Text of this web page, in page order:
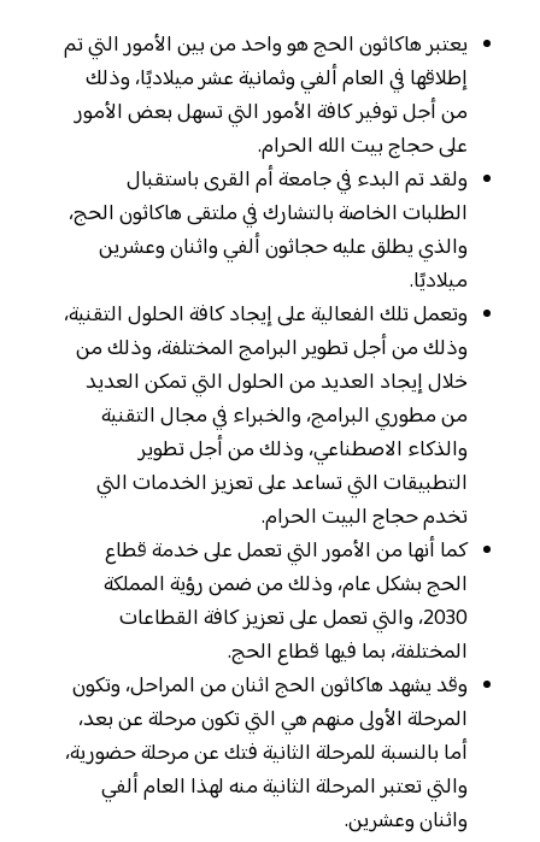
يعتبر هاكاثون الحج هو واحد من بين الأمور التي تم
إطلاقها في العام ألفي وثمانية عشر ميلاديًا، وذلك
من أجل توفير كافة الأمور التي تسهل بعض الأمور
على حجاج بيت الله الحرام.
ولقد تم البدء في جامعة أم القرى باستقبال
الطلبات الخاصة بالتشارك في ملتقى هاكاثون الحج،
والذي يطلق عليه حجاثون ألفي واثنان وعشرين
ميلاديًا.
وتعمل تلك الفعالية على إيجاد كافة الحلول التقنية،
وذلك من أجل تطوير البرامج المختلفة، وذلك من
خلال إيجاد العديد من الحلول التي تمكن العديد
من مطوري البرامج، والخبراء في مجال التقنية
والذكاء الاصطناعي، وذلك من أجل تطوير
التطبيقات التي تساعد على تعزيز الخدمات التي
تخدم حجاج البيت الحرام.
كما أنها من الأمور التي تعمل على خدمة قطاع
الحج بشكل عام، وذلك من ضمن رؤية المملكة
2030، والتي تعمل على تعزيز كافة القطاعات
المختلفة، بما فيها قطاع الحج.
وقد يشهد هاكاثون الحج اثنان من المراحل، وتكون
المرحلة الأولى منهم هي التي تكون مرحلة عن بعد،
أما بالنسبة للمرحلة الثانية فتك عن مرحلة حضورية،
والتي تعتبر المرحلة الثانية منه لهذا العام ألفي
واثنان وعشرين.